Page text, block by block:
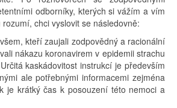
odborníky, kterých si vážím a vím
chci vyslovit se následovně:
kteří zaujali zodpovědný a racionální
nákazu koronavirem v epidemii strachu
kaskádovitost instrukcí je především
ale potřebnými informacemi zejména
je krátký čas k posouzení této nemoci a